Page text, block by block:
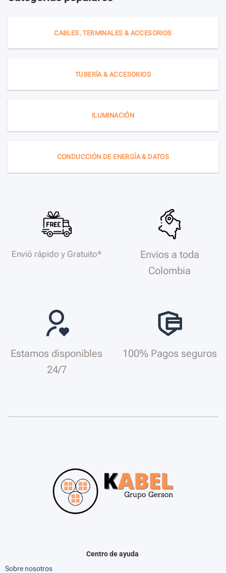
CABLES, TERMINALES & ACCESORIOS
TUBERÍA & ACCESORIOS
ILUMINACIÓN
CONDUCCIÓN DE ENERGÍA & DATOS
Envió rápido y Gratuito*
Envios a toda
Colombia
Estamos disponibles
24/7
100% Pagos seguros
Centro de ayuda
Sobre nosotros